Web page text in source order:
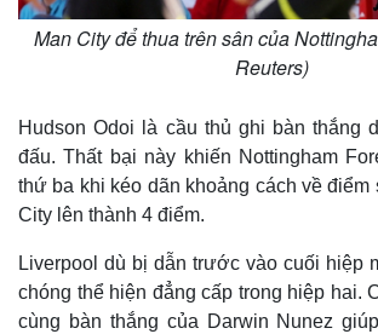
Man City để thua trên sân của
Reuters)
Hudson Odoi là cầu thủ ghi bàn thắng
đấu. Thất bại này khiến Nottingham
thứ ba khi kéo dãn khoảng cách về điểm
City lên thành 4 điểm.
Liverpool dù bị dẫn trước vào cuối hiệp
chóng thể hiện đẳng cấp trong hiệp hai.
cùng bàn thắng của Darwin Nunez